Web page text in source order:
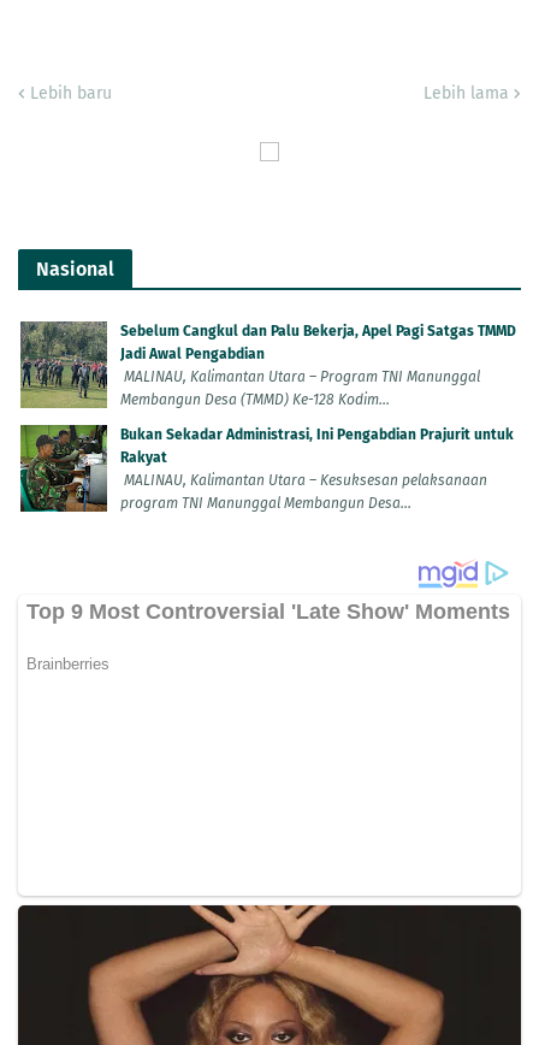
Lebih baru Lebih lama
Nasional
Sebelum Cangkul dan Palu Bekerja, Apel Pagi Satgas TMMD
Jadi Awal Pengabdian
MALINAU, Kalimantan Utara – Program TNI Manunggal
Membangun Desa (TMMD) Ke-128 Kodim...
Bukan Sekadar Administrasi, Ini Pengabdian Prajurit untuk
Rakyat
MALINAU, Kalimantan Utara – Kesuksesan pelaksanaan
program TNI Manunggal Membangun Desa...